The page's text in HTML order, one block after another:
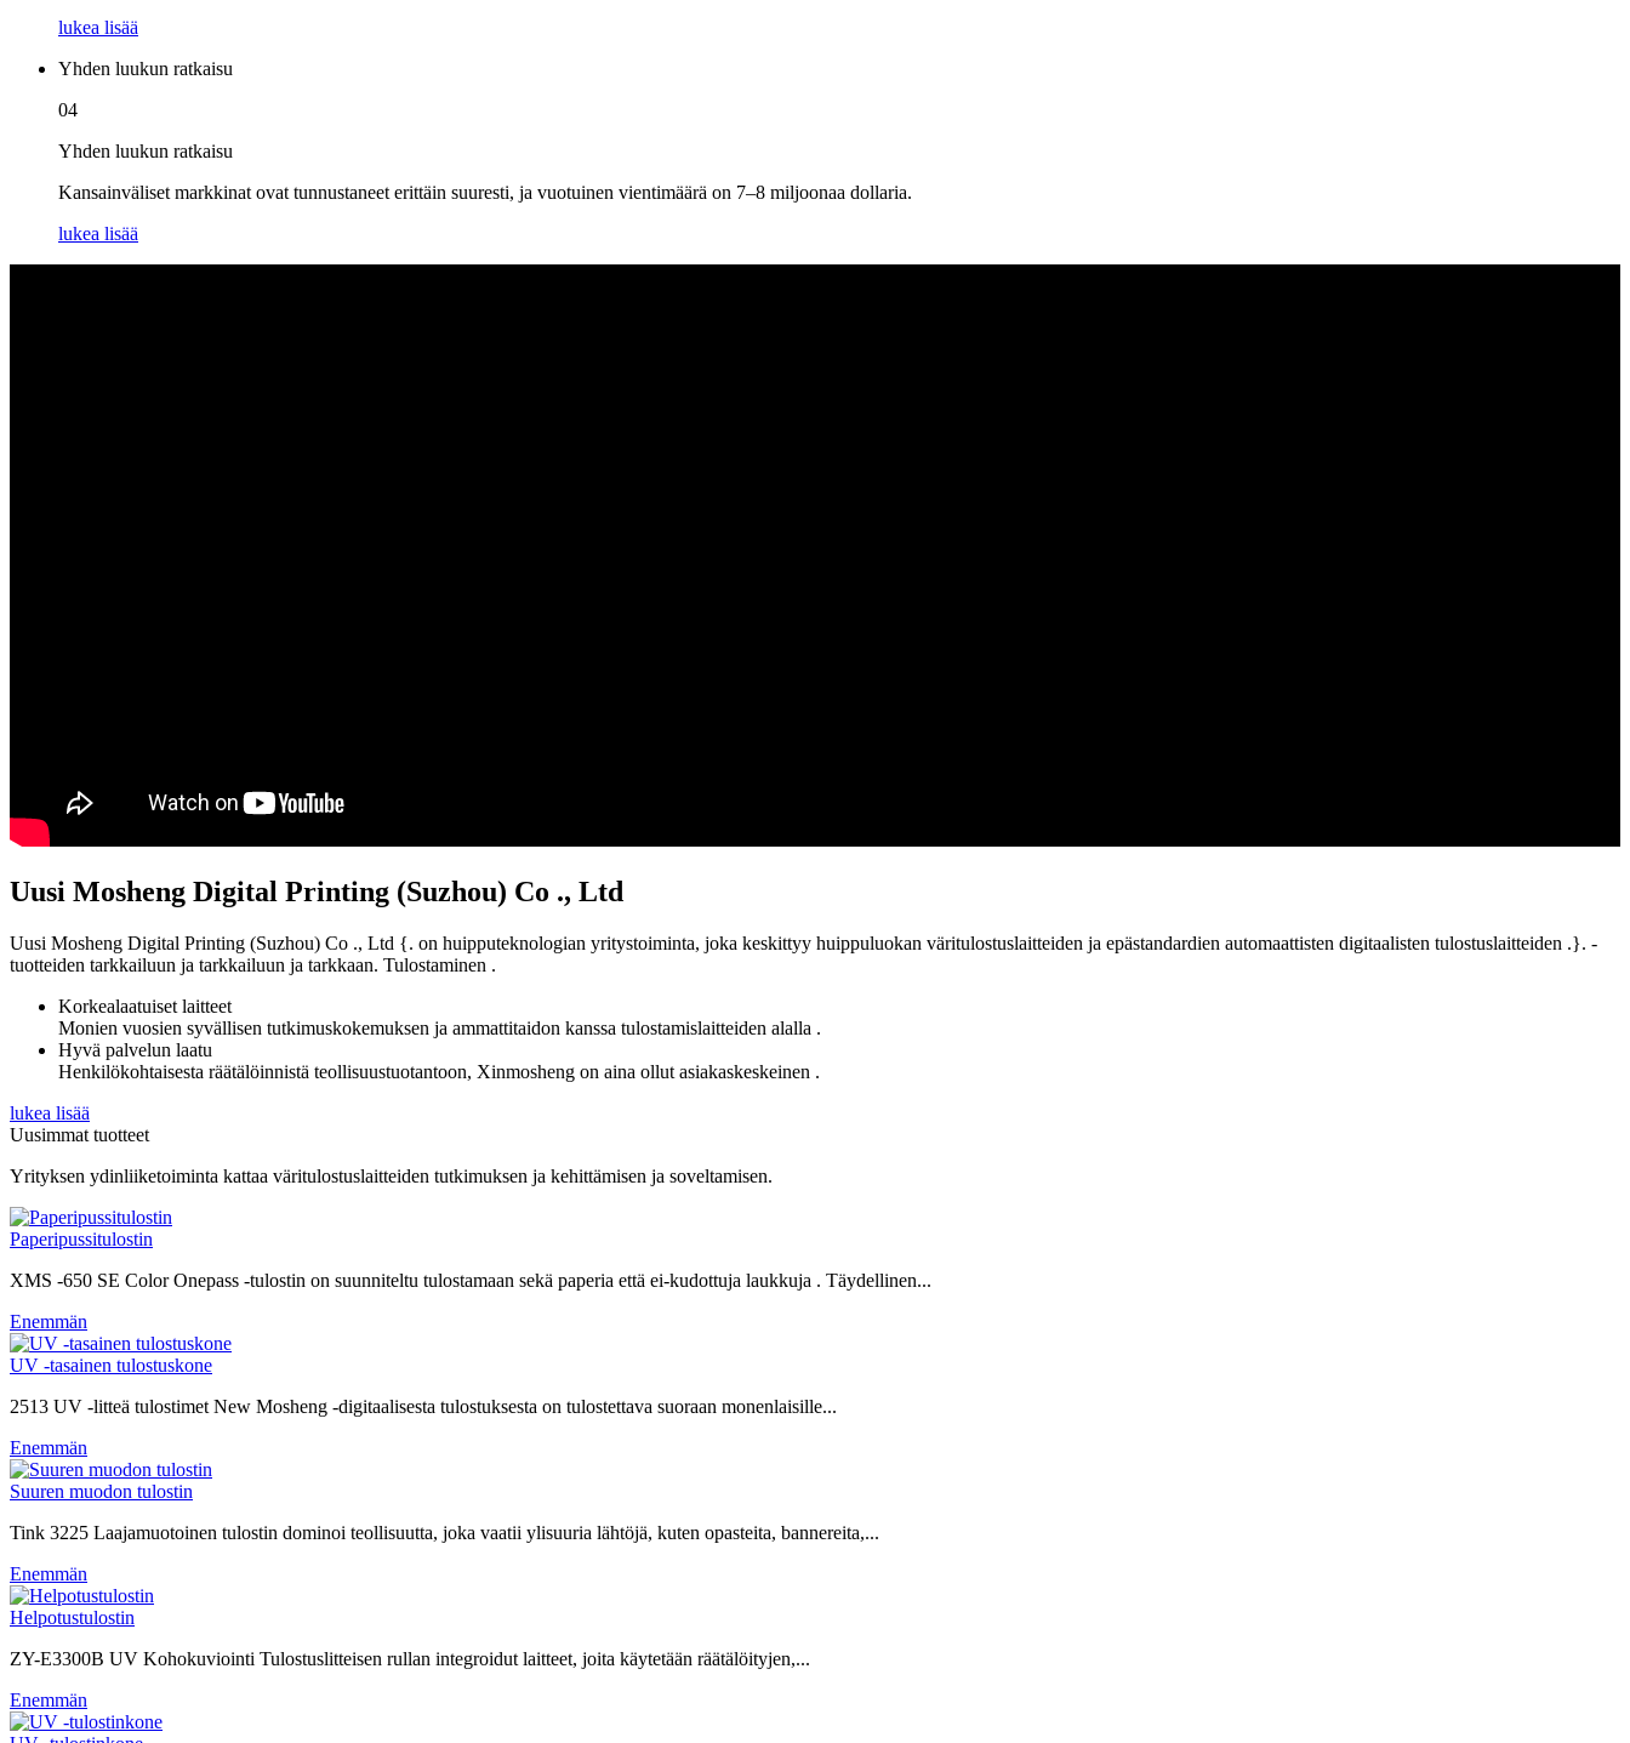
lukea lisää
Yhden luukun ratkaisu
04
Yhden luukun ratkaisu
Kansainväliset markkinat ovat tunnustaneet erittäin suuresti, ja vuotuinen vientimäärä on 7–8 miljoonaa dollaria.
lukea lisää
Uusi Mosheng Digital Printing (Suzhou) Co ., Ltd
Uusi Mosheng Digital Printing (Suzhou) Co ., Ltd {. on huipputeknologian yritystoiminta, joka keskittyy huippuluokan väritulostuslaitteiden ja epästandardien automaattisten digitaalisten tulostuslaitteiden .}. -
tuotteiden tarkkailuun ja tarkkailuun ja tarkkaan. Tulostaminen .
Korkealaatuiset laitteet
Monien vuosien syvällisen tutkimuskokemuksen ja ammattitaidon kanssa tulostamislaitteiden alalla .
Hyvä palvelun laatu
Henkilökohtaisesta räätälöinnistä teollisuustuotantoon, Xinmosheng on aina ollut asiakaskeskeinen .
lukea lisää
Uusimmat tuotteet
Yrityksen ydinliiketoiminta kattaa väritulostuslaitteiden tutkimuksen ja kehittämisen ja soveltamisen.
Paperipussitulostin
XMS -650 SE Color Onepass -tulostin on suunniteltu tulostamaan sekä paperia että ei-kudottuja laukkuja . Täydellinen...
Enemmän
UV -tasainen tulostuskone
2513 UV -litteä tulostimet New Mosheng -digitaalisesta tulostuksesta on tulostettava suoraan monenlaisille...
Enemmän
Suuren muodon tulostin
Tink 3225 Laajamuotoinen tulostin dominoi teollisuutta, joka vaatii ylisuuria lähtöjä, kuten opasteita, bannereita,...
Enemmän
Helpotustulostin
ZY-E3300B UV Kohokuviointi Tulostuslitteisen rullan integroidut laitteet, joita käytetään räätälöityjen,...
Enemmän